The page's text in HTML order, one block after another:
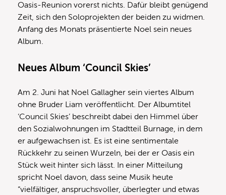
Oasis-Reunion vorerst nichts. Dafür bleibt genügend
Zeit, sich den Soloprojekten der beiden zu widmen.
Anfang des Monats präsentierte Noel sein neues
Album.
Neues Album ‘Council Skies’
Am 2. Juni hat Noel Gallagher sein viertes Album
ohne Bruder Liam veröffentlicht. Der Albumtitel
‘Council Skies’ beschreibt dabei den Himmel über
den Sozialwohnungen im Stadtteil Burnage, in dem
er aufgewachsen ist. Es ist eine sentimentale
Rückkehr zu seinen Wurzeln, bei der er Oasis ein
Stück weit hinter sich lässt. In einer Mitteilung
spricht Noel davon, dass seine Musik heute
“vielfältiger, anspruchsvoller, überlegter und etwas